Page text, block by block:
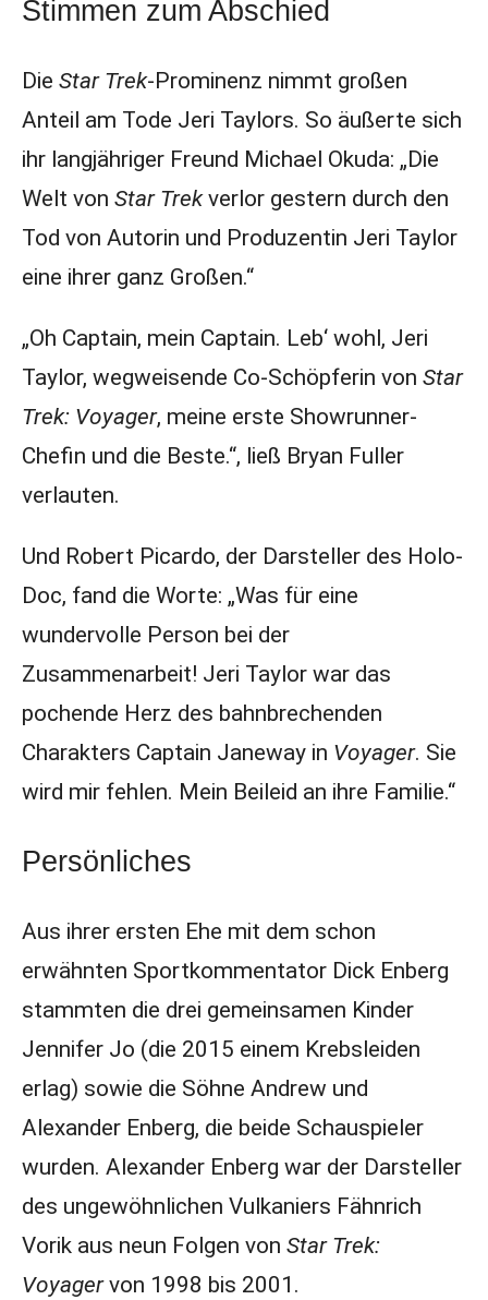
Stimmen zum Abschied
Die Star Trek-Prominenz nimmt großen
Anteil am Tode Jeri Taylors. So äußerte sich
ihr langjähriger Freund Michael Okuda: „Die
Welt von Star Trekverlor gestern durch den
Tod von Autorin und Produzentin Jeri Taylor
eine ihrer ganz Großen.“
„Oh Captain, mein Captain. Leb‘ wohl, Jeri
Taylor, wegweisende Co-Schöpferin von Star
Trek: Voyager, meine erste Showrunner-
Chefin und die Beste.“, ließ Bryan Fuller
verlauten.
Und Robert Picardo, der Darsteller des Holo-
Doc, fand die Worte: „Was für eine
wundervolle Person bei der
Zusammenarbeit! Jeri Taylor war das
pochende Herz des bahnbrechenden
Charakters Captain Janeway in Voyager. Sie
wird mir fehlen. Mein Beileid an ihre Familie.“
Persönliches
Aus ihrer ersten Ehe mit dem schon
erwähnten Sportkommentator Dick Enberg
stammten die drei gemeinsamen Kinder
Jennifer Jo (die 2015 einem Krebsleiden
erlag) sowie die Söhne Andrew und
Alexander Enberg, die beide Schauspieler
wurden. Alexander Enberg war der Darsteller
des ungewöhnlichen Vulkaniers Fähnrich
Vorik aus neun Folgen von Star Trek:
Voyagervon 1998 bis 2001.